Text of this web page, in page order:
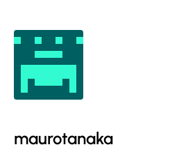
maurotanaka